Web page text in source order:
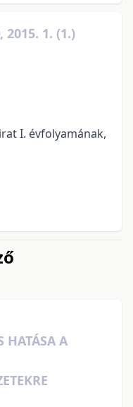
2015. 1. (1.)
I. évfolyamának,
HATÁSA A